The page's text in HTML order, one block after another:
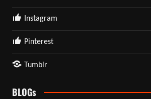
Instagram
Pinterest
Tumblr
BLOGs